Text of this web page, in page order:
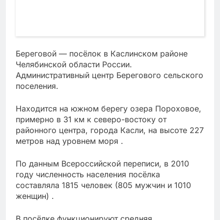
Береговой — посёлок в Каслинском районе
Челябинской области России.
Административный центр Берегового сельского
поселения.
Находится на южном берегу озера Пороховое,
примерно в 31 км к северо-востоку от
районного центра, города Касли, на высоте 227
метров над уровнем моря .
По данным Всероссийской переписи, в 2010
году численность населения посёлка
составляла 1815 человек (805 мужчин и 1010
женщин) .